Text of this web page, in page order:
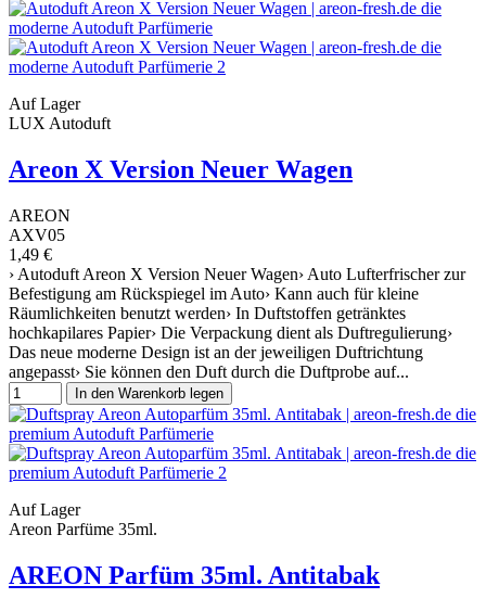
Auf Lager
LUX Autoduft
Areon X Version Neuer Wagen
AREON
AXV05
1,49 €
› Autoduft Areon X Version Neuer Wagen› Auto Lufterfrischer zur
Befestigung am Rückspiegel im Auto› Kann auch für kleine
Räumlichkeiten benutzt werden› In Duftstoffen getränktes
hochkapilares Papier› Die Verpackung dient als Duftregulierung›
Das neue moderne Design ist an der jeweiligen Duftrichtung
angepasst› Sie können den Duft durch die Duftprobe auf...
In den Warenkorb legen
Auf Lager
Areon Parfüme 35ml.
AREON Parfüm 35ml. Antitabak